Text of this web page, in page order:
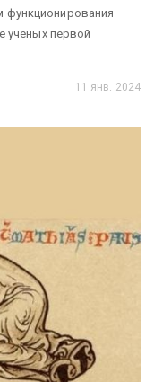
ученых первой
11 янв. 2024